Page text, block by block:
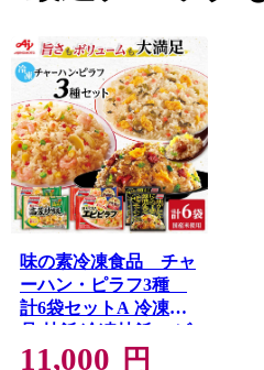
味の素冷凍食品 チャ
ーハン・ピラフ3種
計6袋セットA 冷凍食
品 炒飯 冷凍炒飯 エビ
ピラフ 高菜炒飯 ご飯
11,000 円